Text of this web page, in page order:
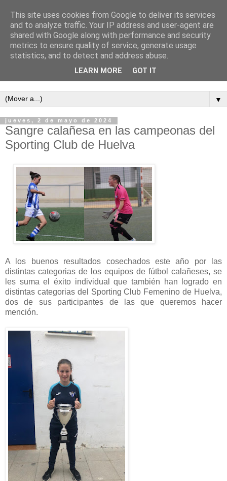
Semanario independiente de Calañas
▼
jueves, 2 de mayo de 2024
Sangre calañesa en las campeonas del
Sporting Club de Huelva
A los buenos resultados cosechados este año por las
distintas categorias de los equipos de fútbol calañeses, se
les suma el éxito individual que también han logrado en
distintas categorias del Sporting Club Femenino de Huelva,
dos de sus participantes de las que queremos hacer
mención.
This site uses cookies from Google to deliver its services
and to analyze traffic. Your IP address and user-agent are
shared with Google along with performance and security
metrics to ensure quality of service, generate usage
statistics, and to detect and address abuse.
LEARN MORE GOT IT